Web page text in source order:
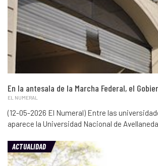
En la antesala de la Marcha Federal, el
EL NUMERAL
(12-05-2026 El Numeral) Entre las
aparece la Universidad Nacional de
ACTUALIDAD